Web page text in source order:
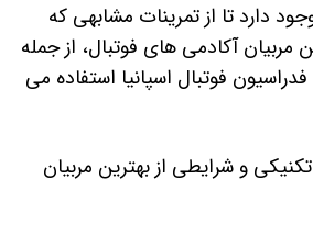
دارد تا از تمرینات مشابهی که
مربیان آکادمی های فوتبال، از جمله
فدراسیون فوتبال اسپانیا استفاده می
تکنیکی و شرایطی از بهترین مربیان